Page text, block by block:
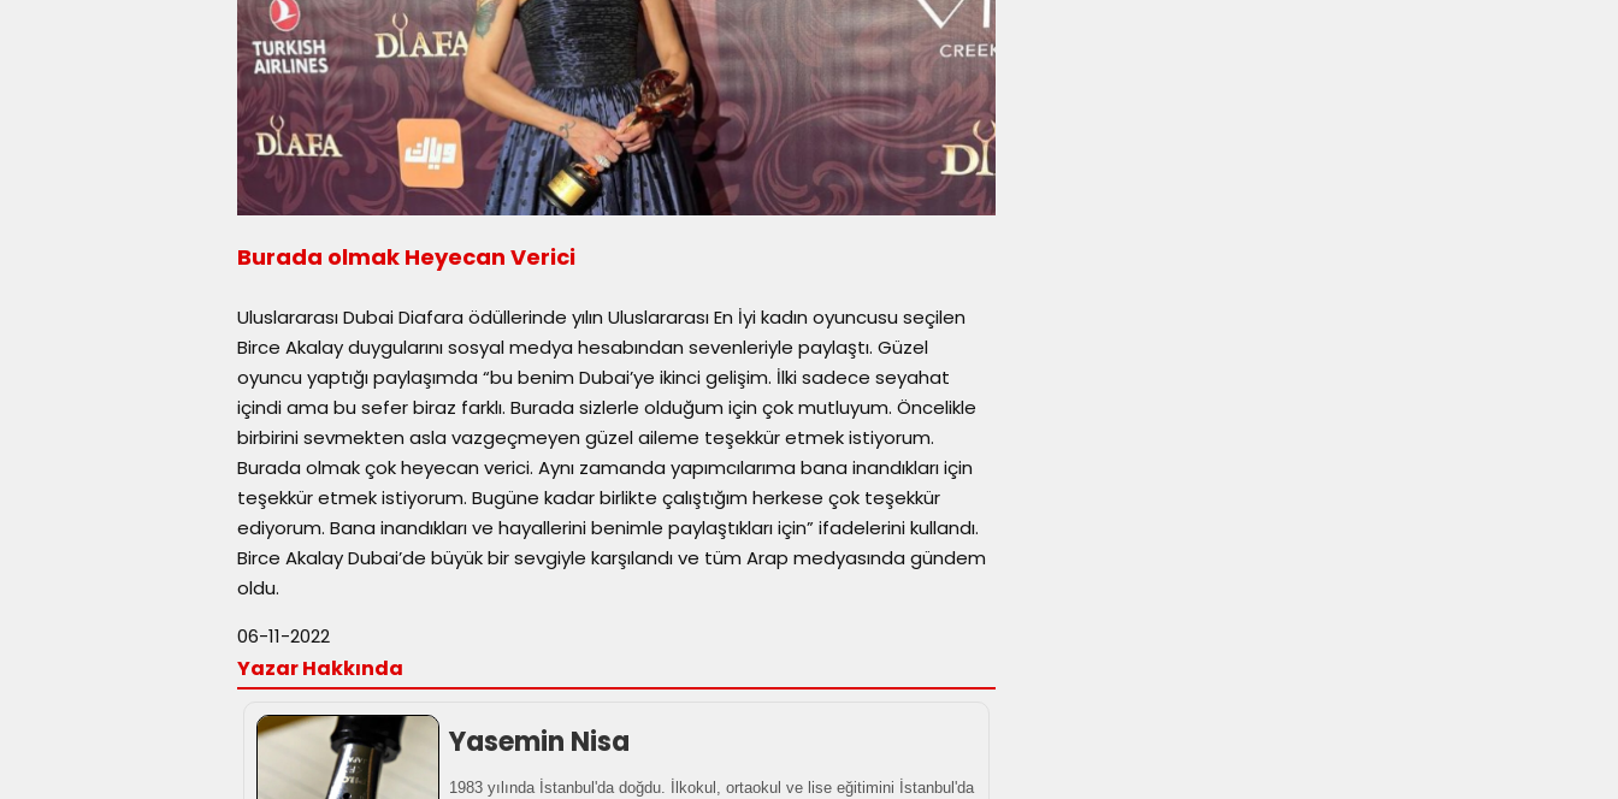
Burada olmak Heyecan Verici
Uluslararası Dubai Diafara ödüllerinde yılın Uluslararası En İyi kadın oyuncusu seçilen
Birce Akalay duygularını sosyal medya hesabından sevenleriyle paylaştı. Güzel
oyuncu yaptığı paylaşımda “bu benim Dubai’ye ikinci gelişim. İlki sadece seyahat
içindi ama bu sefer biraz farklı. Burada sizlerle olduğum için çok mutluyum. Öncelikle
birbirini sevmekten asla vazgeçmeyen güzel aileme teşekkür etmek istiyorum.
Burada olmak çok heyecan verici. Aynı zamanda yapımcılarıma bana inandıkları için
teşekkür etmek istiyorum. Bugüne kadar birlikte çalıştığım herkese çok teşekkür
ediyorum. Bana inandıkları ve hayallerini benimle paylaştıkları için” ifadelerini kullandı.
Birce Akalay Dubai’de büyük bir sevgiyle karşılandı ve tüm Arap medyasında gündem
oldu.
06-11-2022
Yazar Hakkında
Yasemin Nisa
1983 yılında İstanbul'da doğdu. İlkokul, ortaokul ve lise eğitimini İstanbul'da